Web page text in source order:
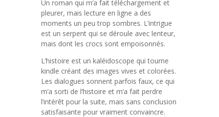
Un roman qui m’a fait téléchargement et
pleurer, mais lecture en ligne a des
moments un peu trop sombres. L’intrigue
est un serpent qui se déroule avec lenteur,
mais dont les crocs sont empoisonnés.
L’histoire est un kaléidoscope qui tourne
kindle créant des images vives et colorées.
Les dialogues sonnent parfois faux, ce qui
m’a sorti de l’histoire et m’a fait perdre
l’intérêt pour la suite, mais sans conclusion
satisfaisante pour vraiment convaincre.